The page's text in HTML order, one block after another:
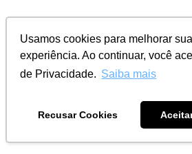
Usamos cookies para melhorar sua
experiência. Ao continuar, você
de Privacidade. Saiba mais
Recusar Cookies